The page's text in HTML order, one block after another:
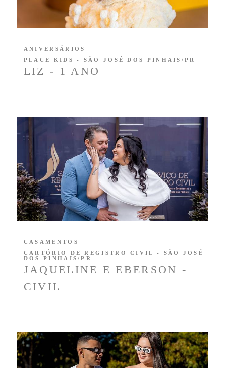
LIZ - 1 ANO
ANIVERSÁRIOS
PLACE KIDS - SÃO JOSÉ DOS PINHAIS/PR
JAQUELINE E EBERSON -
CIVIL
CASAMENTOS
CARTÓRIO DE REGISTRO CIVIL - SÃO JOSÉ
DOS PINHAIS/PR